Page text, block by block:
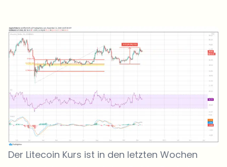
Der Litecoin Kurs ist in den letzten Wochen